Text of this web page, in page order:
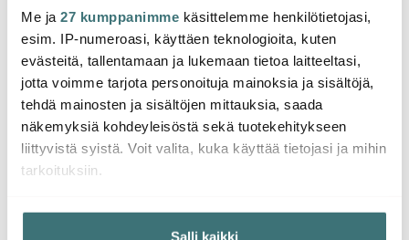
Me ja 27 kumppanimme käsittelemme henkilötietojasi,
esim. IP-numeroasi, käyttäen teknologioita, kuten
evästeitä, tallentamaan ja lukemaan tietoa laitteeltasi,
jotta voimme tarjota personoituja mainoksia ja sisältöjä,
tehdä mainosten ja sisältöjen mittauksia, saada
näkemyksiä kohdeyleisöstä sekä tuotekehitykseen
liittyvistä syistä. Voit valita, kuka käyttää tietojasi ja mihin
tarkoituksiin.
Jos sallit, haluamme myös tehdä seuraavia:
Salli kaikki
Hardanger Bestikk
Maria Tarjoiluvälineet 5
osaa
89.90 € 149.01 €
Saatavilla
Hardanger Bestikk
Maria Kakkuaterimet 7
osaa
79.99 €
Saatavilla